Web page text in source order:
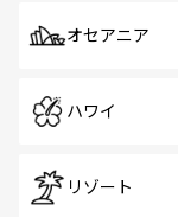
オセアニア
ハワイ
リゾート